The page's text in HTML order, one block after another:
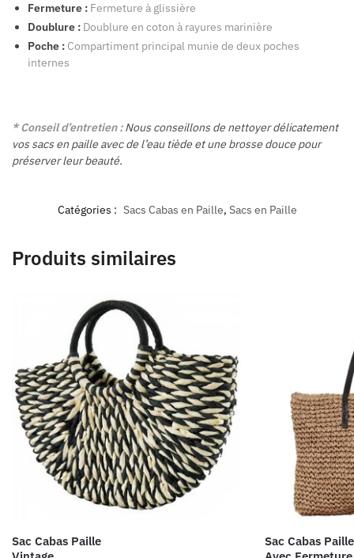
Fermeture : Fermeture à glissière
Doublure : Doublure en coton à rayures marinière
Poche : Compartiment principal munie de deux poches
internes
* Conseil d’entretien :Nous conseillons de nettoyer délicatement
vos sacs en paille avec de l’eau tiède et une brosse douce pour
préserver leur beauté.
Catégories : Sacs Cabas en Paille, Sacs en Paille
Produits similaires
Sac Cabas Paille
Sac Cabas Paille